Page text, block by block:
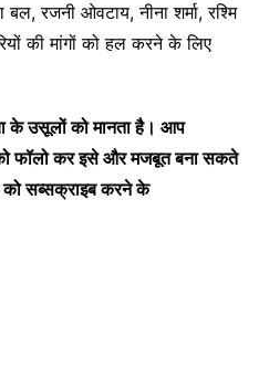
रजनी ओवटाय, नीना शर्मा, रश्मि
की मांगों को हल करने के लिए
के उसूलों को मानता है। आप
फॉलो कर इसे और मजबूत बना सकते
को सब्सक्राइब करने के